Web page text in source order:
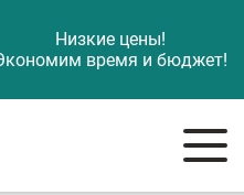
Низкие цены!
время и бюджет!